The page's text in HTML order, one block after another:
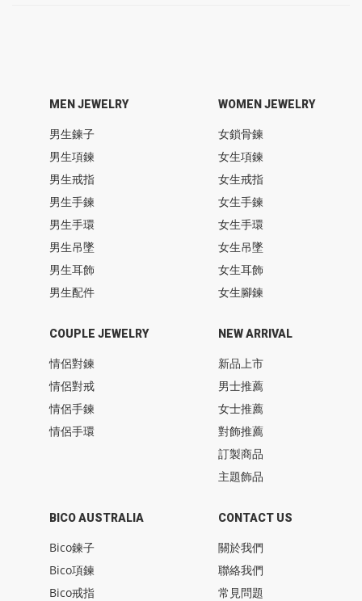
MEN JEWELRY
男生鍊子
男生項鍊
男生戒指
男生手鍊
男生手環
男生吊墜
男生耳飾
男生配件
WOMEN JEWELRY
女鎖骨鍊
女生項鍊
女生戒指
女生手鍊
女生手環
女生吊墜
女生耳飾
女生腳鍊
COUPLE JEWELRY
情侶對鍊
情侶對戒
情侶手鍊
情侶手環
BICO AUSTRALIA
Bico鍊子
Bico項鍊
Bico戒指
NEW ARRIVAL
新品上市
男士推薦
女士推薦
對飾推薦
訂製商品
主題飾品
CONTACT US
關於我們
聯絡我們
常見問題